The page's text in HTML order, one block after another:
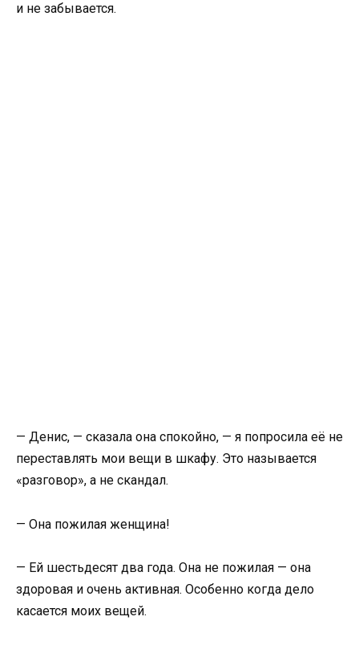
и не забывается.
— Денис, — сказала она спокойно, — я попросила её не
переставлять мои вещи в шкафу. Это называется
«разговор», а не скандал.
— Она пожилая женщина!
— Ей шестьдесят два года. Она не пожилая — она
здоровая и очень активная. Особенно когда дело
касается моих вещей.